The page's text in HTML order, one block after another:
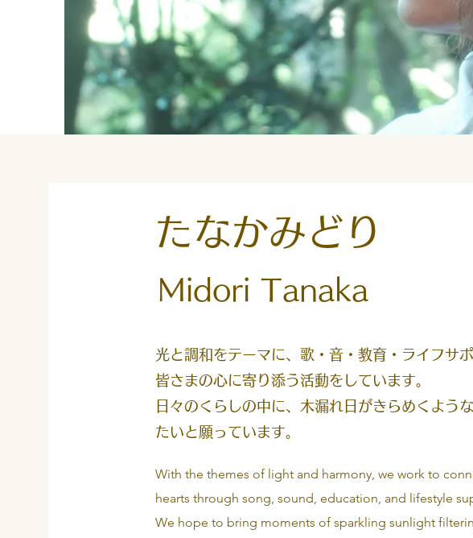
たなかみどり
Midori Tanaka
光と調和をテーマに、歌・音・教育・ライフサポ
皆さまの心に寄り添う活動をしています。
日々のくらしの中に、木漏れ日がきらめくよう
たいと願っています。
With the themes of light and harmony, we work to
hearts through song, sound, education, and lifestyle
We hope to bring moments of sparkling sunlight